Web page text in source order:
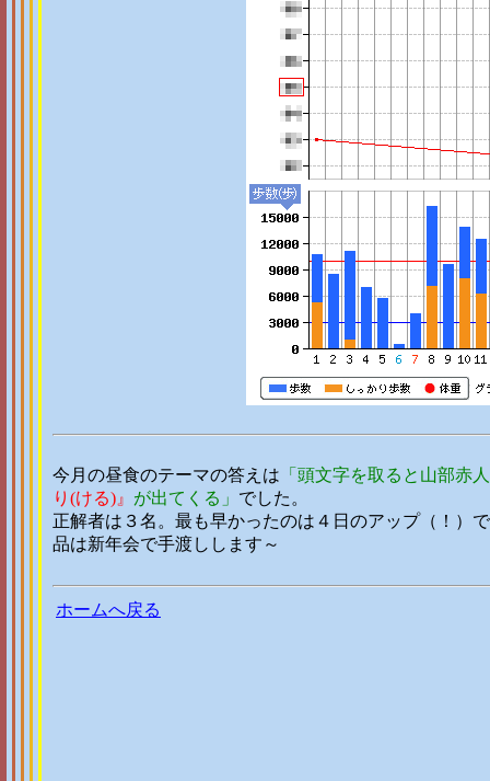
今月の昼食のテーマの答えは 「頭文字を取ると山部赤
り(ける)』 が出てくる」 でした。
正解者は３名。最も早かったのは４日のアップ（！）
品は新年会で手渡しします～
ホームへ戻る